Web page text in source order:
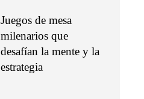
Juegos de mesa
milenarios que
desafían la mente y la
estrategia